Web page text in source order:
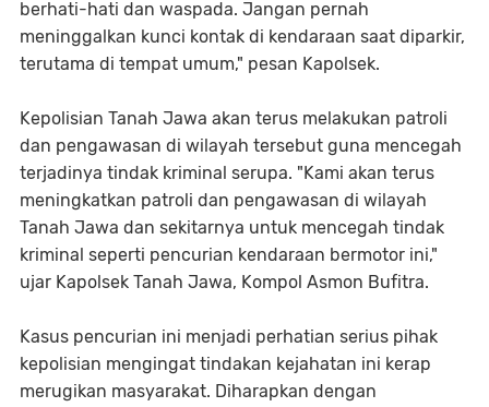
berhati-hati dan waspada. Jangan pernah
meninggalkan kunci kontak di kendaraan saat diparkir,
terutama di tempat umum," pesan Kapolsek.
Kepolisian Tanah Jawa akan terus melakukan patroli
dan pengawasan di wilayah tersebut guna mencegah
terjadinya tindak kriminal serupa. "Kami akan terus
meningkatkan patroli dan pengawasan di wilayah
Tanah Jawa dan sekitarnya untuk mencegah tindak
kriminal seperti pencurian kendaraan bermotor ini,"
ujar Kapolsek Tanah Jawa, Kompol Asmon Bufitra.
Kasus pencurian ini menjadi perhatian serius pihak
kepolisian mengingat tindakan kejahatan ini kerap
merugikan masyarakat. Diharapkan dengan